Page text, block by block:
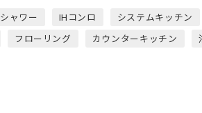
シャワー IHコンロ システムキッチン
フローリング カウンターキッチン